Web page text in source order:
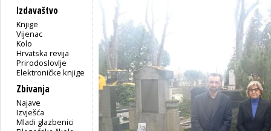
Izdavaštvo
Knjige
Vijenac
Kolo
Hrvatska revija
Prirodoslovlje
Elektroničke knjige
Zbivanja
Najave
Izvješća
Mladi glazbenici